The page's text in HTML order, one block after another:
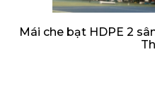
Mái che bạt HDPE 2